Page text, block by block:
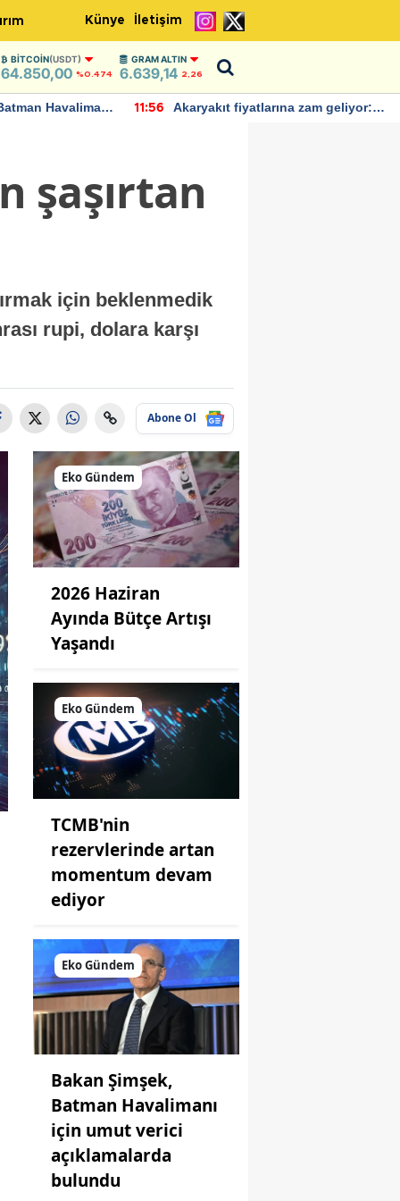
Künye İletişim
BITCOIN(USDT)
64.850,00 %0.474
GRAM ALTIN
6.639,14 2,26
Havalimanı
11:56
Akaryakıt fiyatlarına zam geliyor:
şaşırtan
için beklenmedik
rupi, dolara karşı
Abone Ol
Eko Gündem
2026 Haziran
Ayında Bütçe Artışı
Yaşandı
Eko Gündem
TCMB'nin
rezervlerinde artan
momentum devam
ediyor
Eko Gündem
Bakan Şimşek,
Batman Havalimanı
için umut verici
açıklamalarda
bulundu